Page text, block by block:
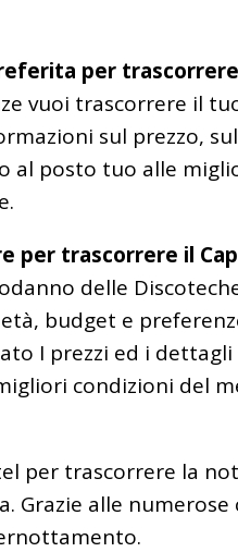
per
vuoi trascorrere il
sul prezzo,
al posto tuo alle
per trascorrere il
delle
budget e
I prezzi ed i
condizioni del
per trascorrere la
Grazie alle